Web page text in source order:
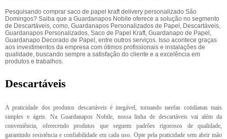
Pesquisando comprar saco de papel kraft delivery personalizado São
Domingos? Saiba que a Guardanapos Nobile oferece a solução no segmento
de Descartáveis, como, Guardanapos Personalizados de Papel, Descartáveis,
Guardanapos Personalizados, Saco de Papel Kraft, Guardanapo de Papel,
Guardanapo Decorado de Papel, entre outros serviços. Isso acontece graças
aos investimentos da empresa com ótimos profissionais e instalações de
qualidade, buscando sempre a satisfação do cliente e a excelência em
produtos e trabalhos.
Descartáveis
A praticidade dos produtos descartáveis é inegável, tornando tarefas cotidianas mais
simples e ágeis. Na Guardanapos Nobile, nossa linha de descartáveis vai além da
conveniência, oferecendo produtos que seguem padrões rigorosos de qualidade,
garantindo resistência e confiabilidade em cada uso. Opte pela praticidade sem abrir mão